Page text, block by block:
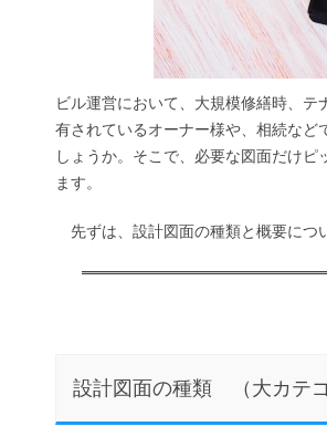
ビル運営において、大規模修繕時、
有されているオーナー様や、相続な
しょうか。そこで、必要な図面だけ
ます。
先ずは、設計図面の種類と概要につ
設計図面の種類 （大カテゴ